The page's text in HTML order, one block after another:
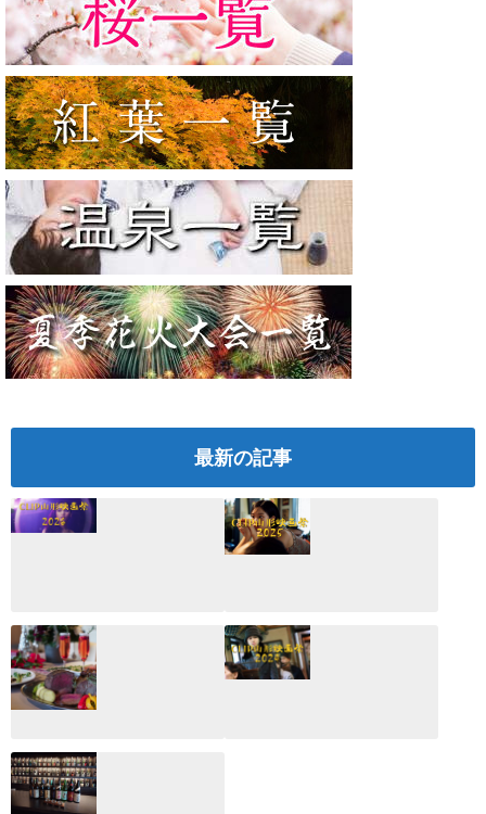
最新の記事
CLIP山形映画祭
2026：映画館派の
編集長が読む2025
年の映画ざっくり
総監
CLIP山形映画祭
2025：ほぼこれく
らいしか更新して
いない変なブログ
月のホテル☆4日
間限定！クリスマ
スディナーブッフ
ェ開催☆